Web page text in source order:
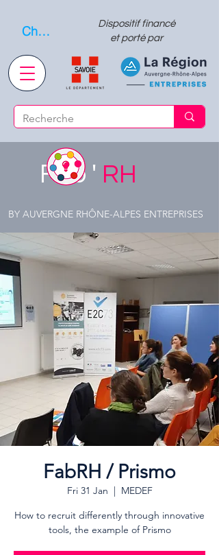
Choisissez quand l'envoyer
Dispositif financé
et porté par
Fab ' RH
BY AUVERGNE RHÔNE-ALPES ENTREPRISES
FabRH / Prismo
Fri 31 Jan
  |
MEDEF
How to recruit differently through innovative
tools, the example of Prismo